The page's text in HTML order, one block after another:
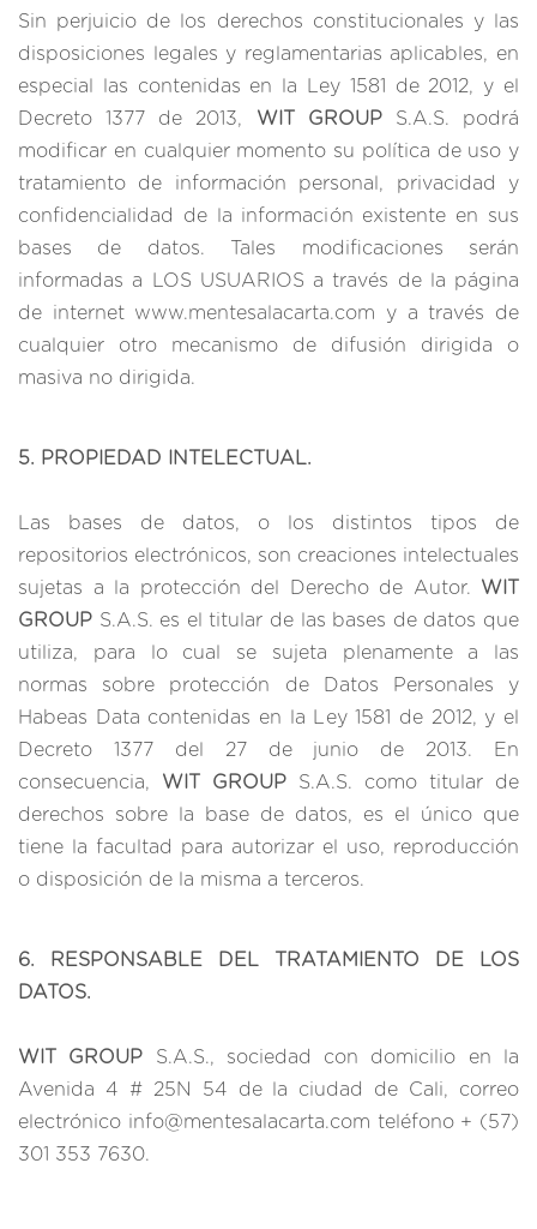
Sin perjuicio de los derechos constitucionales y las
disposiciones legales y reglamentarias aplicables, en
especial las contenidas en la Ley 1581 de 2012, y el
Decreto 1377 de 2013, WIT GROUPS.A.S. podrá
modificar en cualquier momento su política de uso y
tratamiento de información personal, privacidad y
confidencialidad de la información existente en sus
bases de datos. Tales modificaciones serán
informadas a LOS USUARIOS a través de la página
de internet www.mentesalacarta.com y a través de
cualquier otro mecanismo de difusión dirigida o
masiva no dirigida.
5. PROPIEDAD INTELECTUAL.
Las bases de datos, o los distintos tipos de
repositorios electrónicos, son creaciones intelectuales
sujetas a la protección del Derecho de Autor. WIT
GROUP S.A.S. es el titular de las bases de datos que
utiliza, para lo cual se sujeta plenamente a las
normas sobre protección de Datos Personales y
Habeas Data contenidas en la Ley 1581 de 2012, y el
Decreto 1377 del 27 de junio de 2013. En
consecuencia, WIT GROUP S.A.S. como titular de
derechos sobre la base de datos, es el único que
tiene la facultad para autorizar el uso, reproducción
o disposición de la misma a terceros.
6. RESPONSABLE DEL TRATAMIENTO DE LOS
DATOS.
WIT GROUP S.A.S., sociedad con domicilio en la
Avenida 4 # 25N 54 de la ciudad de Cali, correo
electrónico info@mentesalacarta.com teléfono + (57)
301 353 7630.